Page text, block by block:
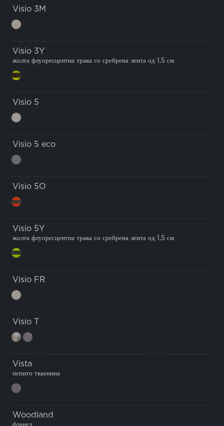
Visio 3M
Visio 3Y
жолта флуоресцентна трака со сребрена лента од 1,5 см
Visio 5
Visio 5 eco
Visio 5O
Visio 5Y
жолта флуоресцентна трака со сребрена лента од 1,5 см
Visio FR
Visio T
Vista
пепито ткаенина
Woodland